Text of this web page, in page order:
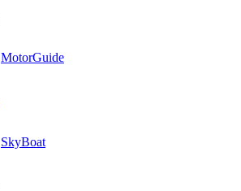
MotorGuide
SkyBoat